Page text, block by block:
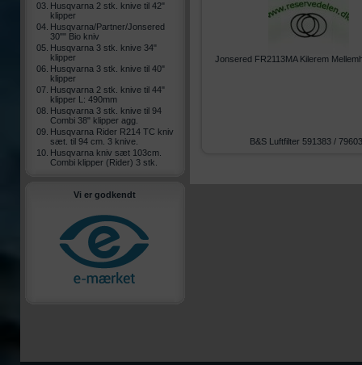
03. Husqvarna 2 stk. knive til 42"
klipper
04. Husqvarna/Partner/Jonsered
30"" Bio kniv
05. Husqvarna 3 stk. knive 34"
klipper
06. Husqvarna 3 stk. knive til 40"
klipper
07. Husqvarna 2 stk. knive til 44"
klipper L: 490mm
08. Husqvarna 3 stk. knive til 94
Combi 38" klipper agg.
09. Husqvarna Rider R214 TC kniv
sæt. til 94 cm. 3 knive.
10. Husqvarna kniv sæt 103cm.
Combi klipper (Rider) 3 stk.
Vi er godkendt
Jonsered FR2113MA Kilerem
B&S Luftfilter 591383 /